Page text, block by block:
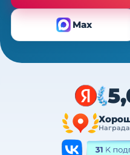
Max
Награда